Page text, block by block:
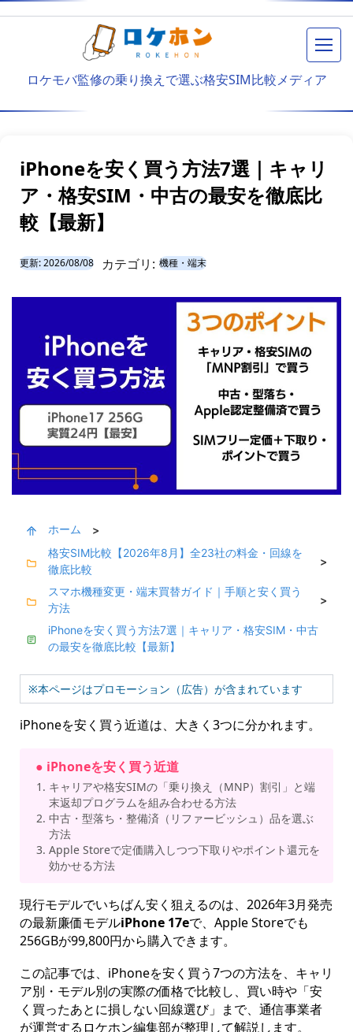
メニ
ロケモバ監修の乗り換えで選ぶ格安SIM比較メディア
iPhoneを安く買う方法7選｜キャリ
ア・格安SIM・中古の最安を徹底比
較【最新】
更新:2026/08/08 カテゴリ: 機種・端末
ホーム
>
格安SIM比較【2026年8月】全23社の料金・回線を
徹底比較
>
スマホ機種変更・端末買替ガイド｜手順と安く買う
方法
>
iPhoneを安く買う方法7選｜キャリア・格安SIM・中古
の最安を徹底比較【最新】
※本ページはプロモーション（広告）が含まれています
iPhoneを安く買う近道は、大きく3つに分かれます。
● iPhoneを安く買う近道
キャリアや格安SIMの「乗り換え（MNP）割引」と端
末返却プログラムを組み合わせる方法
中古・型落ち・整備済（リファービッシュ）品を選ぶ
方法
Apple Storeで定価購入しつつ下取りやポイント還元を
効かせる方法
現行モデルでいちばん安く狙えるのは、2026年3月発売
の最新廉価モデルiPhone 17eで、Apple Storeでも
256GBが99,800円から購入できます。
この記事では、iPhoneを安く買う7つの方法を、キャリ
ア別・モデル別の実際の価格で比較し、買い時や「安
く買ったあとに損しない回線選び」まで、通信事業者
が運営するロケホン編集部が整理して解説します。